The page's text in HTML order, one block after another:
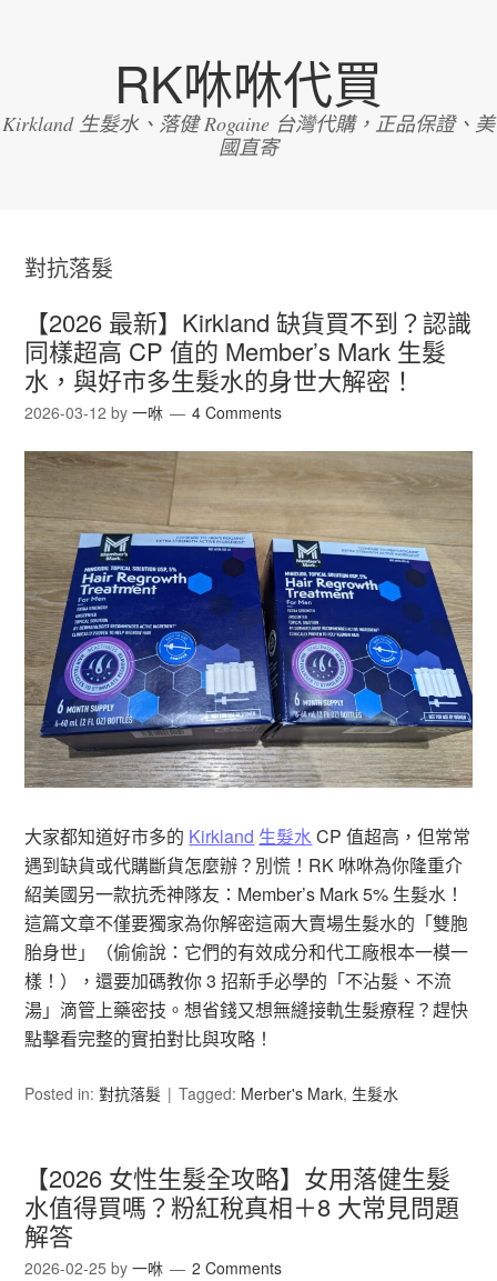
RK咻咻代買
Kirkland 生髮水、落健 Rogaine 台灣代購，正品保證、美
國直寄
對抗落髮
【2026 最新】Kirkland 缺貨買不到？認識
同樣超高 CP 值的 Member’s Mark 生髮
水，與好市多生髮水的身世大解密！
2026-03-12 by一咻 4 Comments
大家都知道好市多的 Kirkland 生髮水CP 值超高，但常常
遇到缺貨或代購斷貨怎麼辦？別慌！RK 咻咻為你隆重介
紹美國另一款抗禿神隊友：Member’s Mark 5% 生髮水！
這篇文章不僅要獨家為你解密這兩大賣場生髮水的「雙胞
胎身世」（偷偷說：它們的有效成分和代工廠根本一模一
樣！），還要加碼教你 3 招新手必學的「不沾髮、不流
湯」滴管上藥密技。想省錢又想無縫接軌生髮療程？趕快
點擊看完整的實拍對比與攻略！
Posted in:對抗落髮 Tagged: Merber's Mark, 生髮水
【2026 女性生髮全攻略】女用落健生髮
水值得買嗎？粉紅稅真相＋8 大常見問題
解答
2026-02-25 by一咻 2 Comments